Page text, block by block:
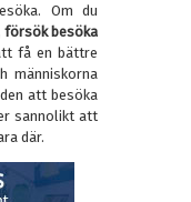
Om du
försök besöka
få en bättre
människorna
att besöka
sannolikt att
där.